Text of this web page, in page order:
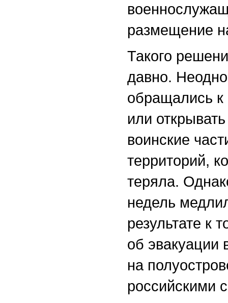
размещение
Такого
давно.
обращались к
или
воинские
территорий,
теряла.
недель
результате к
об эвакуации
на
российскими